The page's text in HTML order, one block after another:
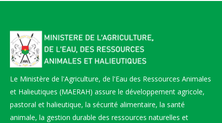
Le Ministère de l'Agriculture, de l'Eau des Ressources Animales
et Halieutiques (MAERAH) assure le développement agricole,
pastoral et halieutique, la sécurité alimentaire, la santé
animale, la gestion durable des ressources naturelles et